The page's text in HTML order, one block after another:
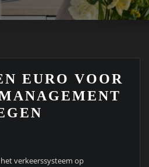
EURO VOOR
verkeerssysteem op